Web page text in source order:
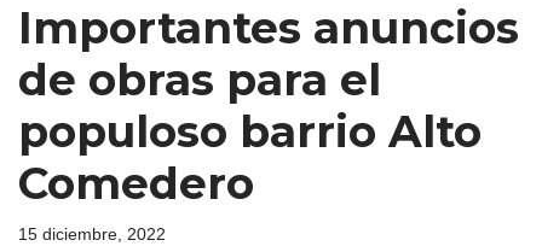
Importantes anuncios
de obras para el
populoso barrio Alto
Comedero
15 diciembre, 2022